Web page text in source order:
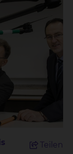
Bereiche
und
digitaler
erhebliche
IDA ist die
auf Teilen